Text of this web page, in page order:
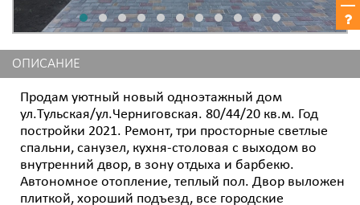
ОПИСАНИЕ
Продам уютный новый одноэтажный дом
ул.Тульская/ул.Черниговская. 80/44/20 кв.м. Год
постройки 2021. Ремонт, три просторные светлые
спальни, санузел, кухня-столовая с выходом во
внутренний двор, в зону отдыха и барбекю.
Автономное отопление, теплый пол. Двор выложен
плиткой, хороший подъезд, все городские